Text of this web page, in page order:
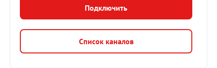
Подключить
Список каналов